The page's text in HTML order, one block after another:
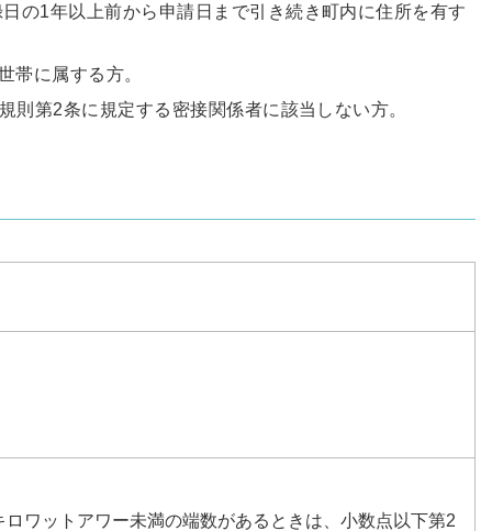
の1年以上前から申請日まで引き続き町内に住所を有す
帯に属する方。
第2条に規定する密接関係者に該当しない方。
ワットアワー未満の端数があるときは、小数点以下第2